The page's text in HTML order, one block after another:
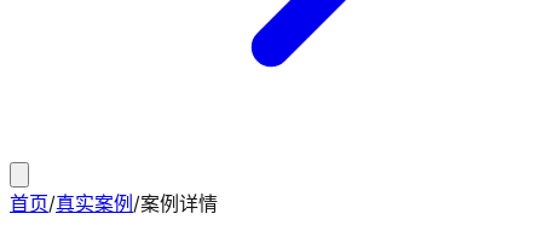
首页/真实案例 /案例详情